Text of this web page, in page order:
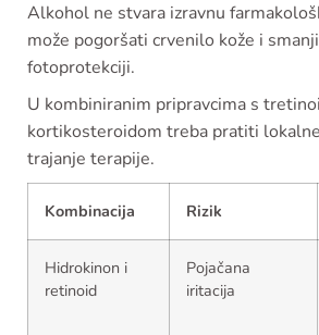
Alkohol ne stvara izravnu
može pogoršati crvenilo kože i
fotoprotekciji.
U kombiniranim pripravcima s
kortikosteroidom treba pratiti
trajanje terapije.
Kombinacija Rizik
Hidrokinon i
retinoid
Pojačana
iritacija